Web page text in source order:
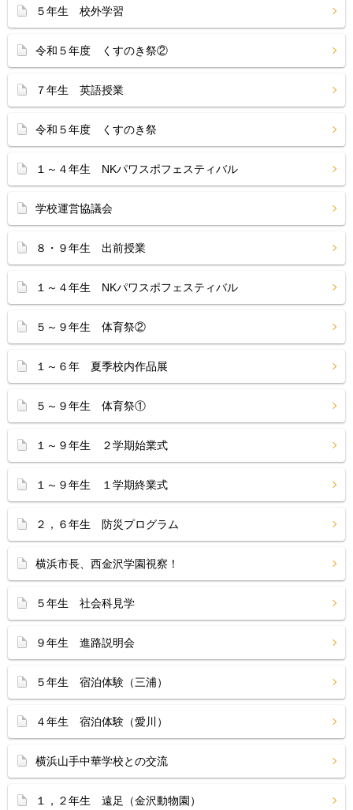
５年生 校外学習
令和５年度 くすのき祭②
７年生 英語授業
令和５年度 くすのき祭
１～４年生 NKパワスポフェスティバル
学校運営協議会
８・９年生 出前授業
１～４年生 NKパワスポフェスティバル
５～９年生 体育祭②
１～６年 夏季校内作品展
５～９年生 体育祭①
１～９年生 ２学期始業式
１～９年生 １学期終業式
２，６年生 防災プログラム
横浜市長、西金沢学園視察！
５年生 社会科見学
９年生 進路説明会
５年生 宿泊体験（三浦）
４年生 宿泊体験（愛川）
横浜山手中華学校との交流
１，２年生 遠足（金沢動物園）